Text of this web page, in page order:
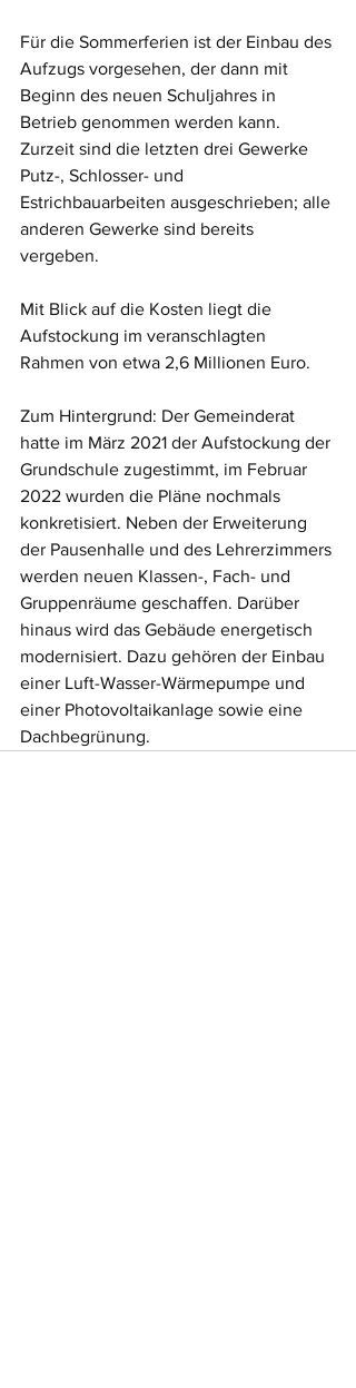
Für die Sommerferien ist der Einbau des
Aufzugs vorgesehen, der dann mit
Beginn des neuen Schuljahres in
Betrieb genommen werden kann.
Zurzeit sind die letzten drei Gewerke
Putz-, Schlosser- und
Estrichbauarbeiten ausgeschrieben; alle
anderen Gewerke sind bereits
vergeben.
Mit Blick auf die Kosten liegt die
Aufstockung im veranschlagten
Rahmen von etwa 2,6 Millionen Euro.
Zum Hintergrund: Der Gemeinderat
hatte im März 2021 der Aufstockung der
Grundschule zugestimmt, im Februar
2022 wurden die Pläne nochmals
konkretisiert. Neben der Erweiterung
der Pausenhalle und des Lehrerzimmers
werden neuen Klassen-, Fach- und
Gruppenräume geschaffen. Darüber
hinaus wird das Gebäude energetisch
modernisiert. Dazu gehören der Einbau
einer Luft-Wasser-Wärmepumpe und
einer Photovoltaikanlage sowie eine
Dachbegrünung.